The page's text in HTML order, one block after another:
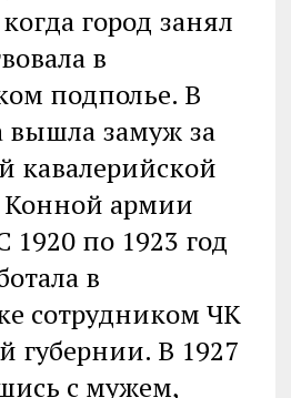
город занял
в
подполье. В
вышла замуж за
кавалерийской
армии
1920 по 1923 год
в
сотрудником ЧК
губернии. В 1927
с мужем,